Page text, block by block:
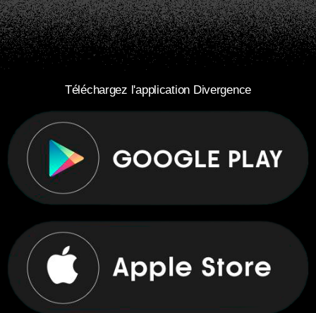
Téléchargez l'application Divergence